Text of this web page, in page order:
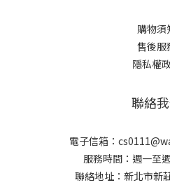
購物須
售後服
隱私權
聯絡
電子信箱：
服務時間：週一至
聯絡地址：新北市新